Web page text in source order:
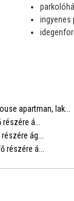
ingyenes
apartman, lak...
á...
ág...
részére á...